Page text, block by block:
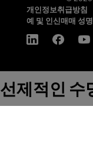
개인정보취급방침
예 및 인신매매 성
선제적인 수